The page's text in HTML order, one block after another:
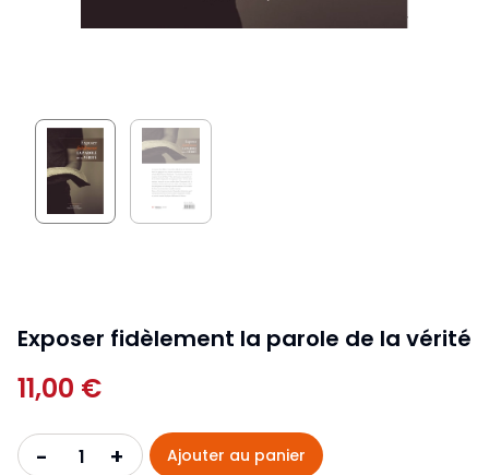
Exposer fidèlement la parole de la vérité
11,00 €
- + Ajouter au panier